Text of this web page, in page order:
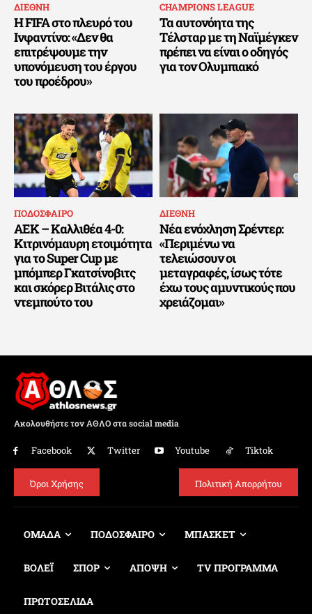
ΔΙΕΘΝΗ
Η FIFA στο πλευρό του
Ινφαντίνο: «Δεν θα
επιτρέψουμε την
υπονόμευση του έργου
του προέδρου»
CHAMPIONS LEAGUE
Τα αυτονόητα της
Τέλσταρ με τη Ναϊμέγκεν
πρέπει να είναι ο οδηγός
για τον Ολυμπιακό
ΠΟΔΟΣΦΑΙΡΟ
ΑΕΚ – Καλλιθέα 4-0:
Κιτρινόμαυρη ετοιμότητα
για το Super Cup με
μπόμπερ Γκατσίνοβιτς
και σκόρερ Βιτάλις στο
ντεμπούτο του
ΔΙΕΘΝΗ
Νέα ενόχληση Σρέντερ:
«Περιμένω να
τελειώσουν οι
μεταγραφές, ίσως τότε
έχω τους αμυντικούς που
χρειάζομαι»
Ακολουθήστε τον ΑΘΛΟ στα social media
Facebook Twitter Youtube Tiktok
Όροι Χρήσης Πολιτική Απορρήτου
ΟΜΑΔΑ ΠΟΔΟΣΦΑΙΡΟ ΜΠΑΣΚΕΤ
ΒΟΛΕΪ ΣΠΟΡ ΑΠΟΨΗ TV ΠΡΟΓΡΑΜΜΑ
ΠΡΩΤΟΣΕΛΙΔΑ